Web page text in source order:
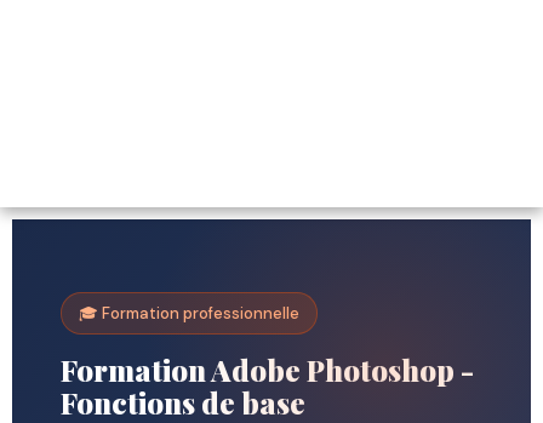
🎓 Formation professionnelle
Formation Adobe Photoshop -
Fonctions de base